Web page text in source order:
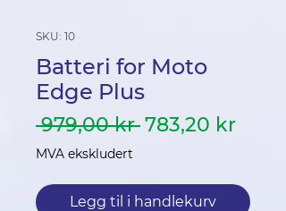
SKU: 10
Batteri for Moto
Edge Plus
979,00 kr Vanlig
783,20 kr
MVA ekskludert
Legg til i handlekurv